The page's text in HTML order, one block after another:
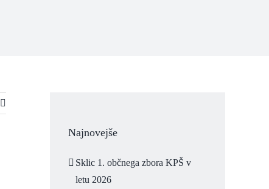
Najnovejše
Sklic 1. občnega zbora KPŠ v
letu 2026